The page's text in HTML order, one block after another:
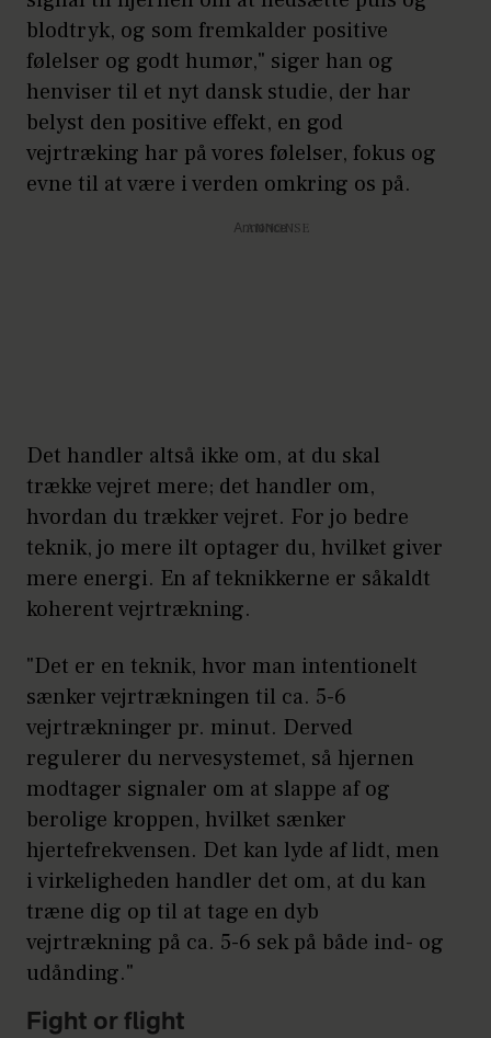
vejret langsomt ind og ud gennem
næsen, sender det signal til hjernen
om, at du er i en rolig tilstand. Og når
du trækker vejret langsomt og ned i
mellemgulvet, aktiverer du
vagusnerven, som forgrener sig fra
hjernestammen og ned igennem alle
blodtryk, og som fremkalder positive
følelser og godt humør," siger han og
henviser til et nyt dansk studie, der har
belyst den positive effekt, en god
vejrtræking har på vores følelser, fokus og
evne til at være i verden omkring os på.
Annonce
Det handler altså ikke om, at du skal
trække vejret mere; det handler om,
hvordan du trækker vejret. For jo bedre
teknik, jo mere ilt optager du, hvilket giver
mere energi. En af teknikkerne er såkaldt
koherent vejrtrækning.
"Det er en teknik, hvor man intentionelt
sænker vejrtrækningen til ca. 5-6
vejrtrækninger pr. minut. Derved
regulerer du nervesystemet, så hjernen
modtager signaler om at slappe af og
berolige kroppen, hvilket sænker
hjertefrekvensen. Det kan lyde af lidt, men
i virkeligheden handler det om, at du kan
træne dig op til at tage en dyb
vejrtrækning på ca. 5-6 sek på både ind- og
udånding."
Fight or flight